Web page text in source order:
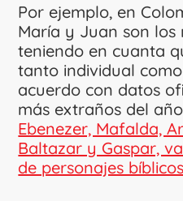
Por ejemplo, en
María y Juan son los
teniendo en cuanta
tanto individual
acuerdo con datos
más extraños del
Ebenezer, Mafalda,
Baltazar y Gaspar,
de personajes